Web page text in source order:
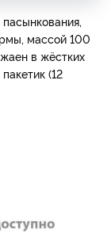
массой 100
в жёстких
(12